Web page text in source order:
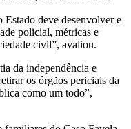
Estado deve desenvolver e
policial, métricas e
civil”, avaliou.
da independência e
os órgãos periciais da
como um todo”,